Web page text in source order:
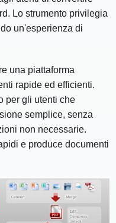
Lo strumento privilegia
un'esperienza di
una piattaforma
rapide ed efficienti.
per gli utenti che
semplice, senza
non necessarie.
e produce documenti